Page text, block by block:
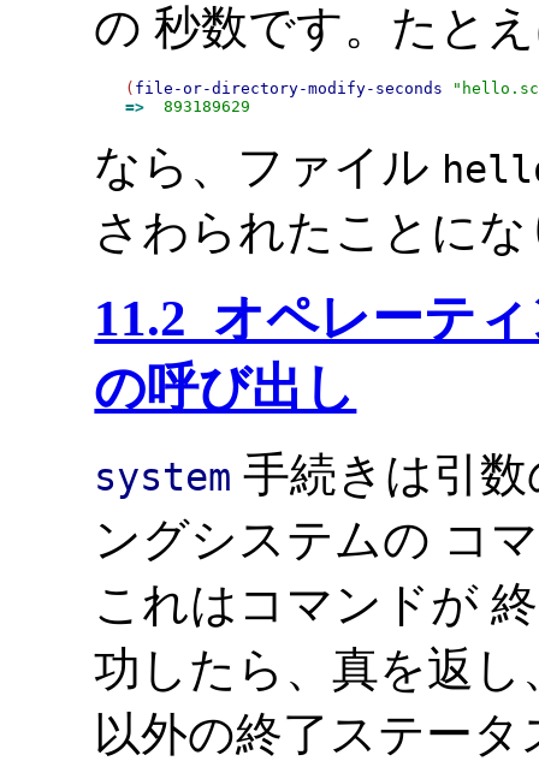
の 秒数です。たと
( file-or-directory-modify-seconds
=>
893189629
なら、ファイル
さわられたことに
11.2 オペレーテ
の呼び出し
system 手続きは引
ングシステムの コ
これはコマンドが
功したら、真を返
以外の終了ステー